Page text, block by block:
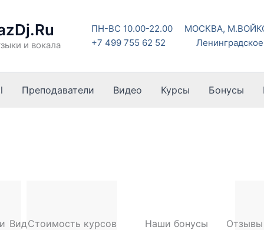
и вокала
ПН-ВС 10.00-22.00
+7 499 755 62 52
МОСКВА,
Преподаватели Видео Курсы Бонусы
ВидеоСтоимость курсов Наши бонусы Отзывы